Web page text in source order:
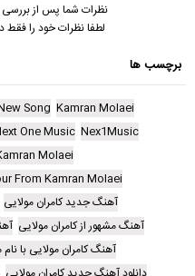
نظرات شما پس از
لطفا نظرات خود را فقط
برچسب ها
Kamran Molaei
Song
Nex1Music
One Music
Molaei
From Kamran Molaei
آهنگ جدید کامران مولایی
آهنگ مشهور از کامران مولایی
آهنگ کامران مولایی با